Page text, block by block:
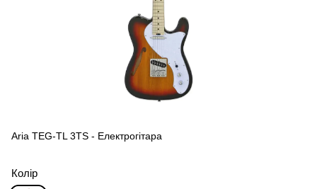
Aria TEG-TL 3TS - Електрогітара
Колір